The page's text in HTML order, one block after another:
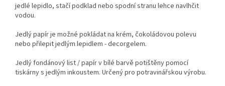
jedlé lepidlo, stačí podklad nebo spodní stranu lehce navlhčit
vodou.
Jedlý papír je možné pokládat na krém, čokoládovou polevu
nebo přilepit jedlým lepidlem - decorgelem.
Jedlý fondánový list / papír v bílé barvě potištěny pomocí
tiskárny s jedlým inkoustem. Určený pro potravinářskou výrobu.